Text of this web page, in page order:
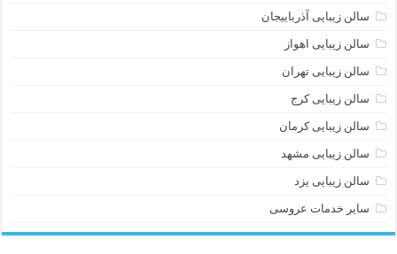
سالن زیبایی آذرباییجان
سالن زیبایی اهواز
سالن زیبایی تهران
سالن زیبایی کرج
سالن زیبایی کرمان
سالن زیبایی مشهد
سالن زیبایی یزد
سایر خدمات عروسی